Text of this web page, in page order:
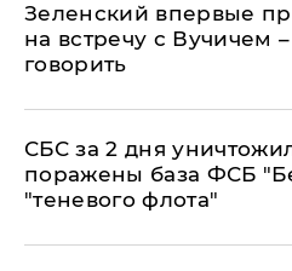
Зеленский впервые
на встречу с Вучичем
говорить
СБС за 2 дня
поражены база ФСБ
"теневого флота"